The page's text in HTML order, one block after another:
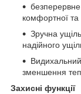
безперервне
комфортної та
Зручна
надійного
зменшення
Захисні функції